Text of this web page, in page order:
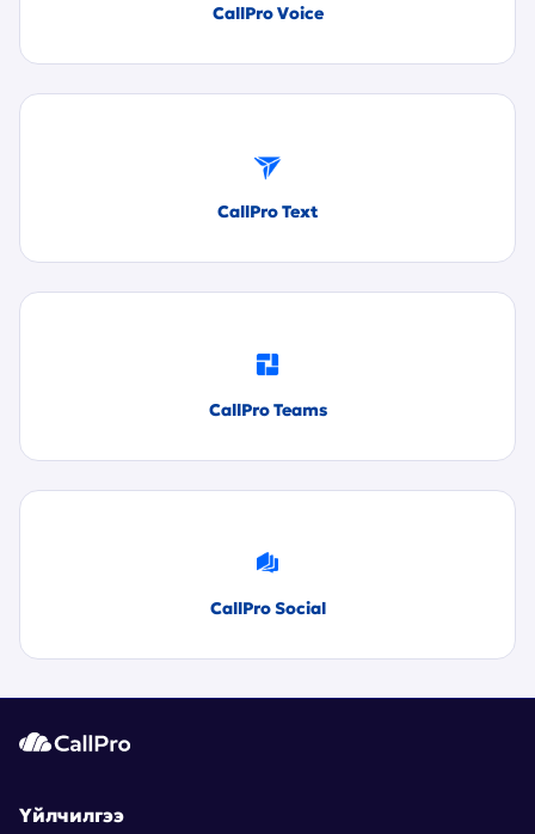
CallPro Voice
CallPro Text
CallPro Teams
CallPro Social
Үйлчилгээ